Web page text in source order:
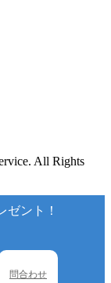
All Rights
ゼント！
問合わせ